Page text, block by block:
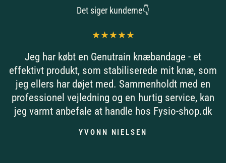
Det siger kunderne👇
Jeg har købt en Genutrain knæbandage - et
effektivt produkt, som stabiliserede mit knæ, som
jeg ellers har døjet med. Sammenholdt med en
professionel vejledning og en hurtig service, kan
jeg varmt anbefale at handle hos Fysio-shop.dk
YVONN NIELSEN